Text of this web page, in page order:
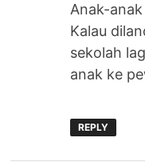
Anak-
Kalau
sekolah
anak ke
REPLY